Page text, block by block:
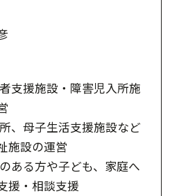
支援施設・障害児入所施
、母子生活支援施設など
施設の運営
ある方や子ども、家庭へ
援・相談支援